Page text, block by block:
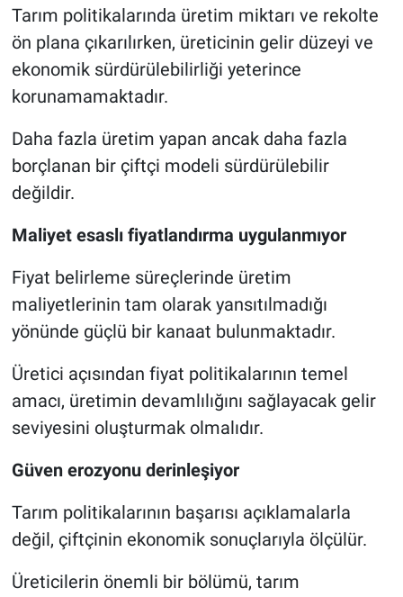
Tarım politikalarında üretim miktarı ve rekolte
ön plana çıkarılırken, üreticinin gelir düzeyi ve
ekonomik sürdürülebilirliği yeterince
korunamamaktadır.
Daha fazla üretim yapan ancak daha fazla
borçlanan bir çiftçi modeli sürdürülebilir
değildir.
Maliyet esaslı fiyatlandırma uygulanmıyor
Fiyat belirleme süreçlerinde üretim
maliyetlerinin tam olarak yansıtılmadığı
yönünde güçlü bir kanaat bulunmaktadır.
Üretici açısından fiyat politikalarının temel
amacı, üretimin devamlılığını sağlayacak gelir
seviyesini oluşturmak olmalıdır.
Güven erozyonu derinleşiyor
Tarım politikalarının başarısı açıklamalarla
değil, çiftçinin ekonomik sonuçlarıyla ölçülür.
Üreticilerin önemli bir bölümü, tarım